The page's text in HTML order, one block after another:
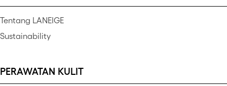
Tentang LANEIGE
Sustainability
PERAWATAN KULIT